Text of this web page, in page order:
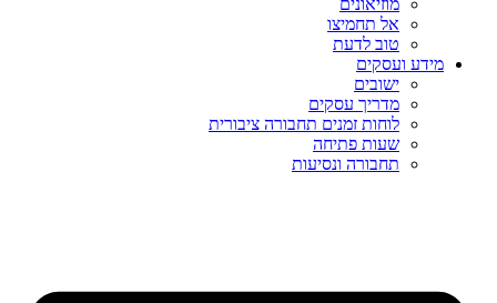
מוזיאונים
אל תחמיצו
טוב לדעת
מידע ועסקים
ישובים
מדריך עסקים
לוחות זמנים תחבורה ציבורית
שעות פתיחה
תחבורה ונסיעות